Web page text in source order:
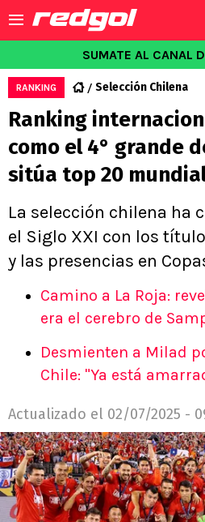
SUMATE AL CANAL
RANKING Selección Chilena
Ranking
como el 4° grande
sitúa top 20
La selección chilena ha
el Siglo XXI con los
y las presencias en
Camino a La Roja:
era el cerebro de
Desmienten a Milad
Chile: "Ya está
Actualizado el 02/07/2025 -